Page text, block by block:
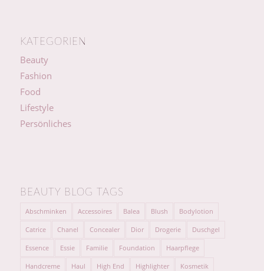
KATEGORIEN
Beauty
Fashion
Food
Lifestyle
Persönliches
BEAUTY BLOG TAGS
Abschminken Accessoires Balea Blush Bodylotion
Catrice Chanel Concealer Dior Drogerie Duschgel
Essence Essie Familie Foundation Haarpflege
Handcreme Haul High End Highlighter Kosmetik